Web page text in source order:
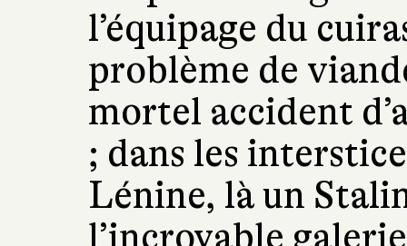
l’équipage du
problème de
mortel accident
; dans les
Lénine, là un
l’incroyable